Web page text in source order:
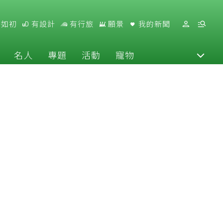
初 有設計 有行旅 願景 我的新聞
名人 專題 活動 寵物